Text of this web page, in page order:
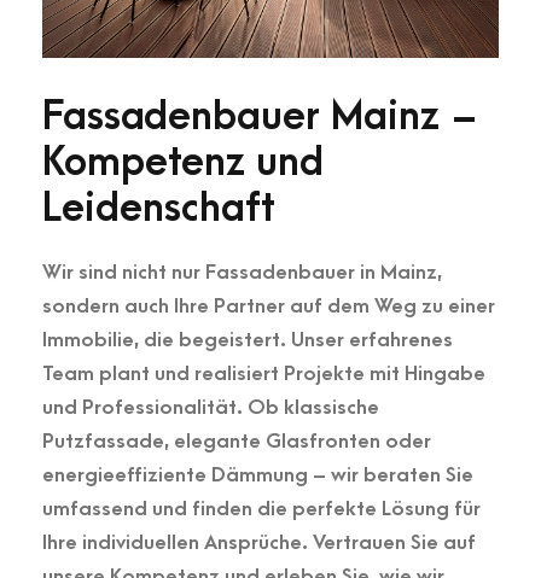
Fassadenbauer Mainz –
Kompetenz und
Leidenschaft
Wir sind nicht nur Fassadenbauer in Mainz,
sondern auch Ihre Partner auf dem Weg zu einer
Immobilie, die begeistert. Unser erfahrenes
Team plant und realisiert Projekte mit Hingabe
und Professionalität. Ob klassische
Putzfassade, elegante Glasfronten oder
energieeffiziente Dämmung – wir beraten Sie
umfassend und finden die perfekte Lösung für
Ihre individuellen Ansprüche. Vertrauen Sie auf